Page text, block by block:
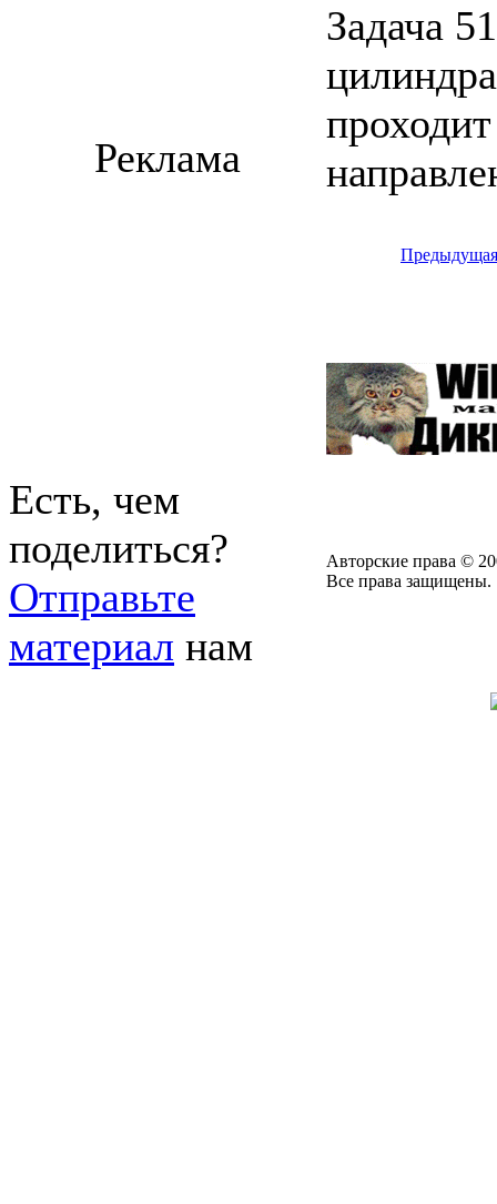
Задача
Предыдущая
Реклама
Есть, чем
поделиться?
Отправьте
материал нам
Авторские права ©
Все права защищены.